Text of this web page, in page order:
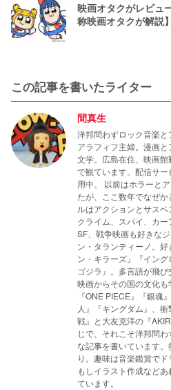
映画オタクがレビュ
称映画オタクが解説】
この記事を書いたライター
間真生
洋邦問わずロック音楽
アラフィフ主婦。漫画
文学。広島在住、映画
で観ています。配信サ
用中。 以前はホラーと
たが、ここ数年でなぜ
ルはアクションとサス
クライム、スパイ、カー
SF、戦争映画も好きな
ン・タランティーノ。
ン・キラーズ』『イン
ゴジラ』。多言語が飛び
映画からその国の文化
『ONE PIECE』『銀魂
人』『キングダム』、
戦』と大友克洋の『
じで、それこそ洋邦問
な記事を書いています
り。趣味は音楽鑑賞で
もしイラスト作成など
ています。